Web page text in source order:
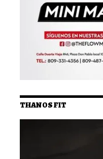
THANOS FIT